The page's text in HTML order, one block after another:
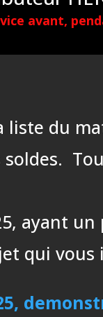
avant,
du
ayant
qui vous